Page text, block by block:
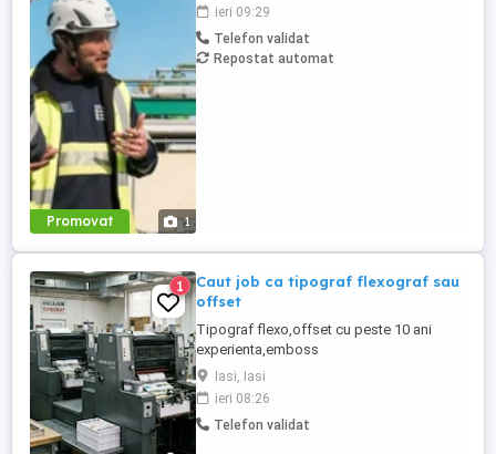
Promovat 1
fermierii cu consumatorii din intreaga
lume. Probabil ai auzit de brandurile
noastre locale de ulei, Floriol si Unisol?
ieri 09:29
Telefon validat
Repostat automat
1
Caut job ca tipograf flexograf sau
offset
Tipograf flexo,offset cu peste 10 ani
experienta,emboss
3d,serigrafie,deboss,holograme,cerneala
termosensibila si fluorescenta,etichete
multipagina,hotfoil,coldfoil. Operator
masina de confecționat sacoșe si pungi
Iasi, Iasi
ieri 08:26
Telefon validat